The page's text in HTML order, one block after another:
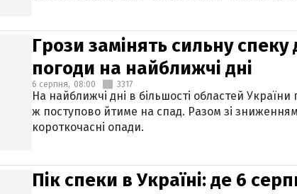
Грози замінять сильну спеку
погоди на найближчі дні
6 серпня, 08:00 3317
На найближчі дні в більшості областей
ж поступово йтиме на спад. Разом зі
короткочасні опади.
Пік спеки в Україні: де 6